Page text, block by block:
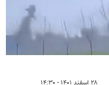
۲۸ اسفند ۱۴۰۱ - ۱۴:۳۰